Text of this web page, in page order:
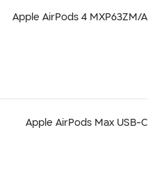
אוזניות ‏אלחוטיות Apple AirPods 4 MXP63ZM/A
אוזניות ‏אלחוטיות Apple AirPods Max USB-C